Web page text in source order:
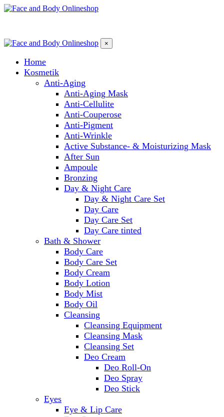
×
Home
Kosmetik
Anti-Aging
Anti-Aging Mask
Anti-Cellulite
Anti-Couperose
Anti-Pigment
Anti-Wrinkle
Active Substance- & Moisturizing Mask
After Sun
Ampoule
Bronzing
Day & Night Care
Day & Night Care Set
Day Care
Day Care Set
Day Care tinted
Bath & Shower
Body Care
Body Care Set
Body Cream
Body Lotion
Body Mist
Body Oil
Cleansing
Cleansing Equipment
Cleansing Mask
Cleansing Set
Deo Cream
Deo Roll-On
Deo Spray
Deo Stick
Eyes
Eye & Lip Care